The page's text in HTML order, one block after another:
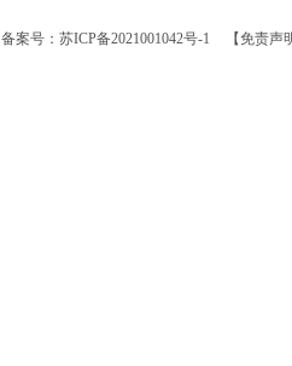
备案号：苏ICP备2021001042号-1 【免责声